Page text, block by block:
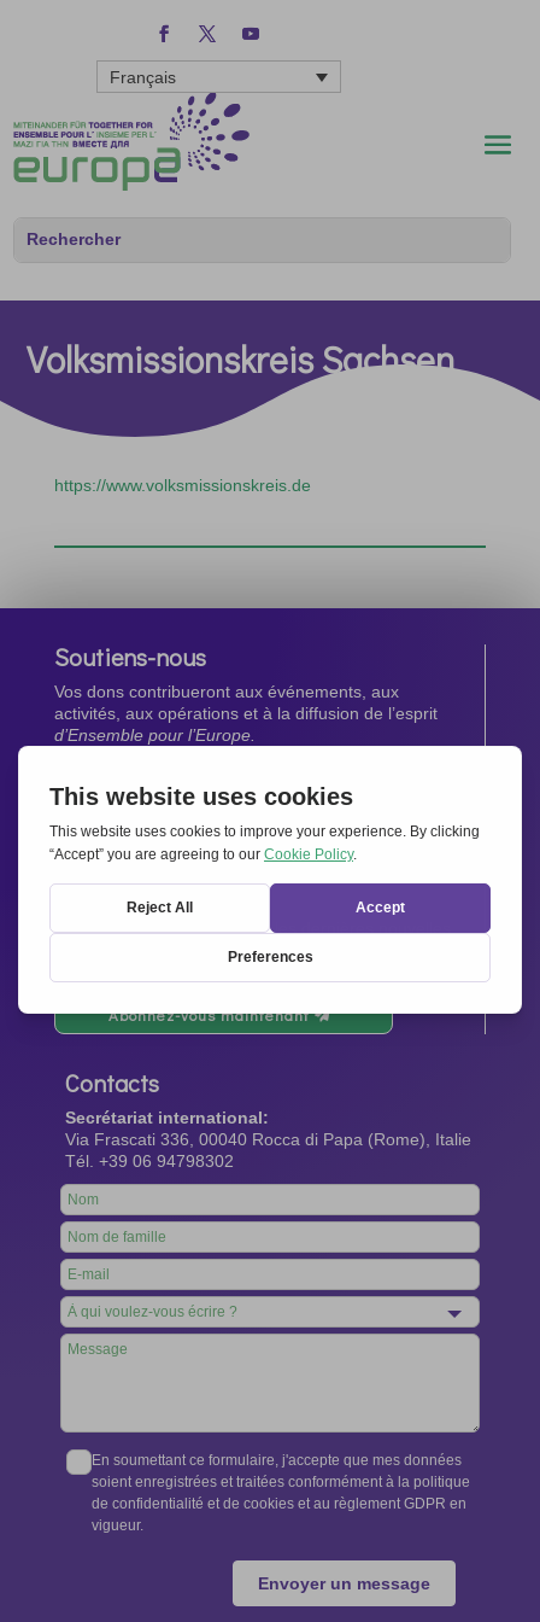
Français
Volksmissionskreis Sachsen
https://www.volksmissionskreis.de
Soutiens-nous
Vos dons contribueront aux événements, aux
activités, aux opérations et à la diffusion de l’esprit
d’Ensemble pour l’Europe.
Faites un don maintenant
Newsletter
Restez au courant de toutes les dernières nouvelles
Abonnez-vous maintenant
Contacts
Secrétariat international:
Via Frascati 336, 00040 Rocca di Papa (Rome), Italie
Tél. +39 06 94798302
Leave
this
field
blank
En soumettant ce formulaire, j'accepte que mes données
soient enregistrées et traitées conformément à la politique
de confidentialité et de cookies et au règlement GDPR en
vigueur.
Envoyer un message